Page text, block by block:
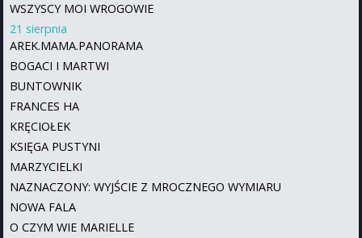
WSZYSCY MOI WROGOWIE
21 sierpnia
AREK.MAMA.PANORAMA
BOGACI I MARTWI
BUNTOWNIK
FRANCES HA
KRĘCIOŁEK
KSIĘGA PUSTYNI
MARZYCIELKI
NAZNACZONY: WYJŚCIE Z MROCZNEGO WYMIARU
NOWA FALA
O CZYM WIE MARIELLE